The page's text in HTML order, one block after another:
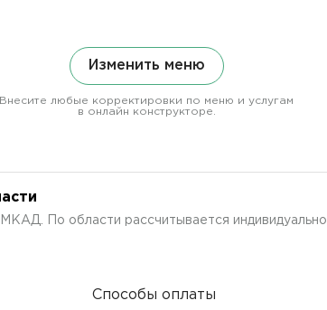
Изменить меню
Внесите любые корректировки по меню и услугам
в онлайн конструкторе.
По области рассчитывается индивидуально.
Способы оплаты